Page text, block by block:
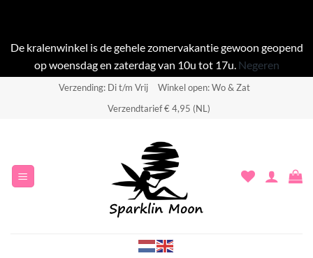
De kralenwinkel is de gehele zomervakantie gewoon geopend
op woensdag en zaterdag van 10u tot 17u. Negeren
Verzending: Di t/m Vrij
Winkel open: Wo & Zat
Verzendtarief € 4,95 (NL)